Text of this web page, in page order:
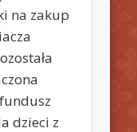
na zakup
dzieci z